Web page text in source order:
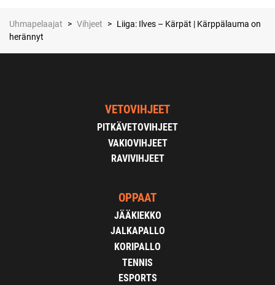
Uhmapelaajat > Vihjeet > Liiga: Ilves – Kärpät | Kärppälauma on
herännyt
VETOVIHJEET
PITKÄVETOVIHJEET
VAKIOVIHJEET
RAVIVIHJEET
OPPAAT
JÄÄKIEKKO
JALKAPALLO
KORIPALLO
TENNIS
ESPORTS